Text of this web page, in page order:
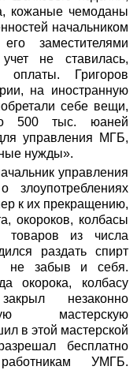
кожаные чемоданы
начальником
заместителями
не ставилась,
оплаты. Григоров
на иностранную
себе вещи,
500 тыс. юаней
управления МГБ,
нужды».
управления
к их прекращению,
окороков, колбасы
товаров из числа
раздать спирт
не забыв и себя.
окорока, колбасу
незаконно
мастерскую
в этой мастерской
бесплатно
УМГБ.